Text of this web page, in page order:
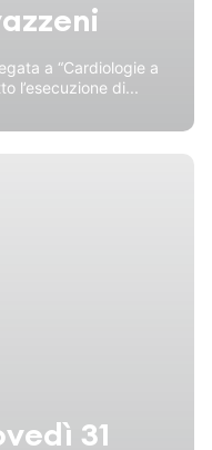
a “Cardiologie a
l’esecuzione di...
31